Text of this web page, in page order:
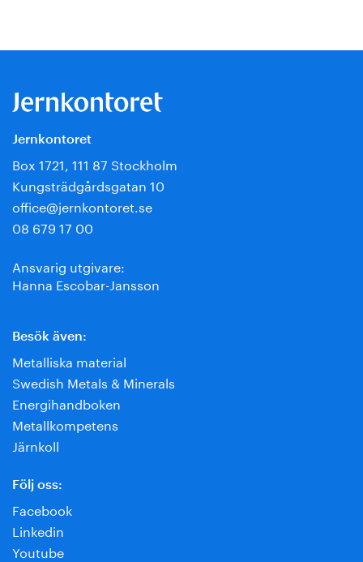
Jernkontoret
Box 1721, 111 87 Stockholm
Kungsträdgårdsgatan 10
office@jernkontoret.se
08 679 17 00
Ansvarig utgivare:
Hanna Escobar-Jansson
Besök även:
Metalliska material
Swedish Metals & Minerals
Energihandboken
Metallkompetens
Järnkoll
Följ oss:
Facebook
Linkedin
Youtube